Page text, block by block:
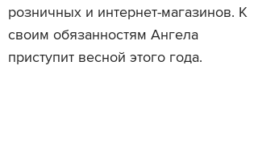
розничных и интернет-магазинов. К
своим обязанностям Ангела
приступит весной этого года.